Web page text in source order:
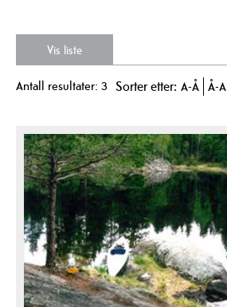
Vis liste
Antall resultater: 3 Sorter etter: A-Å Å-A